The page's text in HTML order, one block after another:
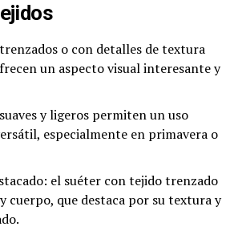
o con detalles de textura
un aspecto visual interesante y
y ligeros permiten un uso
especialmente en primavera o
el suéter con tejido trenzado
cuerpo, que destaca por su textura y